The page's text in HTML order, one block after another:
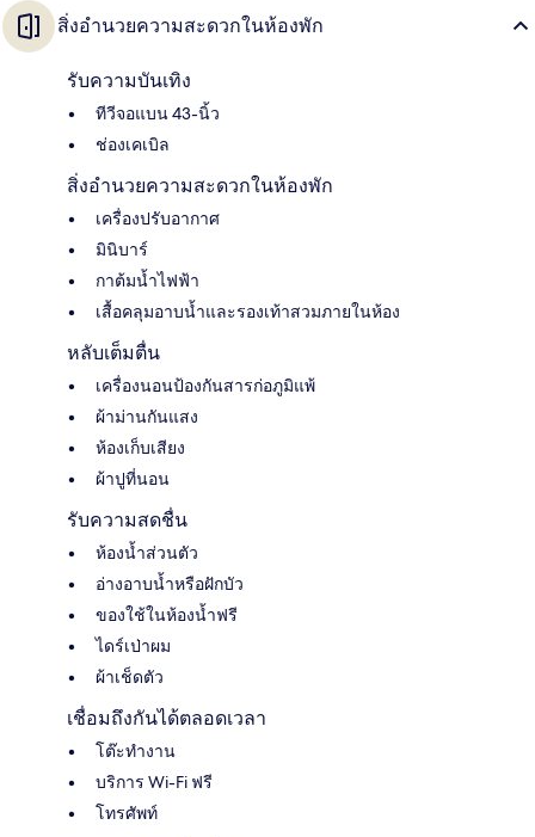
สิ่งอำนวยความสะดวกในห้องพัก
รับความบันเทิง
ทีวีจอแบน 43-นิ้ว
ช่องเคเบิล
สิ่งอำนวยความสะดวกในห้องพัก
เครื่องปรับอากาศ
มินิบาร์
กาต้มน้ำไฟฟ้า
เสื้อคลุมอาบน้ำและรองเท้าสวมภายในห้อง
หลับเต็มตื่น
เครื่องนอนป้องกันสารก่อภูมิแพ้
ผ้าม่านกันแสง
ห้องเก็บเสียง
ผ้าปูที่นอน
รับความสดชื่น
ห้องน้ำส่วนตัว
อ่างอาบน้ำหรือฝักบัว
ของใช้ในห้องน้ำฟรี
ไดร์เป่าผม
ผ้าเช็ดตัว
เชื่อมถึงกันได้ตลอดเวลา
โต๊ะทำงาน
บริการ Wi-Fi ฟรี
โทรศัพท์